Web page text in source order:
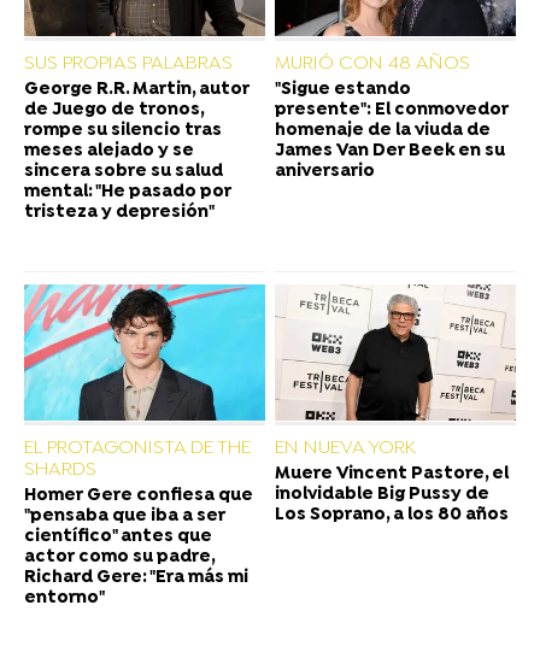
SUS PROPIAS PALABRAS
George R.R. Martin, autor
de Juego de tronos,
rompe su silencio tras
meses alejado y se
sincera sobre su salud
mental: "He pasado por
tristeza y depresión"
MURIÓ CON 48 AÑOS
"Sigue estando
presente": El conmovedor
homenaje de la viuda de
James Van Der Beek en su
aniversario
EL PROTAGONISTA DE THE
SHARDS
Homer Gere confiesa que
"pensaba que iba a ser
científico" antes que
actor como su padre,
Richard Gere: "Era más mi
entorno"
EN NUEVA YORK
Muere Vincent Pastore, el
inolvidable Big Pussy de
Los Soprano, a los 80 años